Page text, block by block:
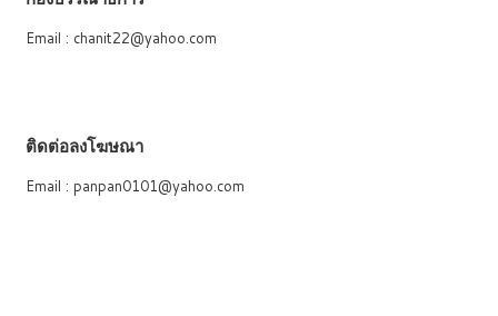
Email : chanit22@yahoo.com
ติดต่อลงโฆษณา
Email : panpan0101@yahoo.com